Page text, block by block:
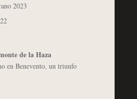
2023
de la Haza
en Benevento, un triunfo